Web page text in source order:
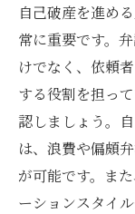
自己破産を進め
常に重要です。
けでなく、依頼
する役割を担っ
認しましょう。
は、浪費や偏頗
が可能です。ま
ーションスタイ